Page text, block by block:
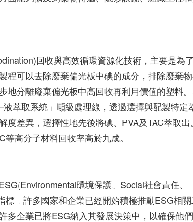
回收與高效循環資源化技術，主要是為
程可以去除廢棄偏光板中碘的成分，排除廢棄
地分離廢棄偏光板中高回收再利用價值的塑料
萃取系統」噸級處理線，透過選擇與配製特定
差異，選擇性地先後將碘、PVA及TAC萃取出。
高分子材料回收率高於九成。
環境保護、Social社會責任、
，許多國家和企業已經開始積極推動ESG相關
多企業已將ESG納入其發展決策中，以確保他